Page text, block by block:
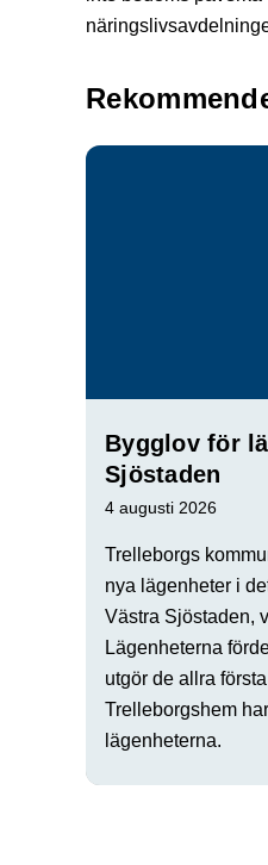
Bygglov för
Sjöstaden
4 augusti 2026
Trelleborgs
nya lägenheter i
Västra Sjöstaden,
Lägenheterna
utgör de allra
Trelleborgshem
lägenheterna.